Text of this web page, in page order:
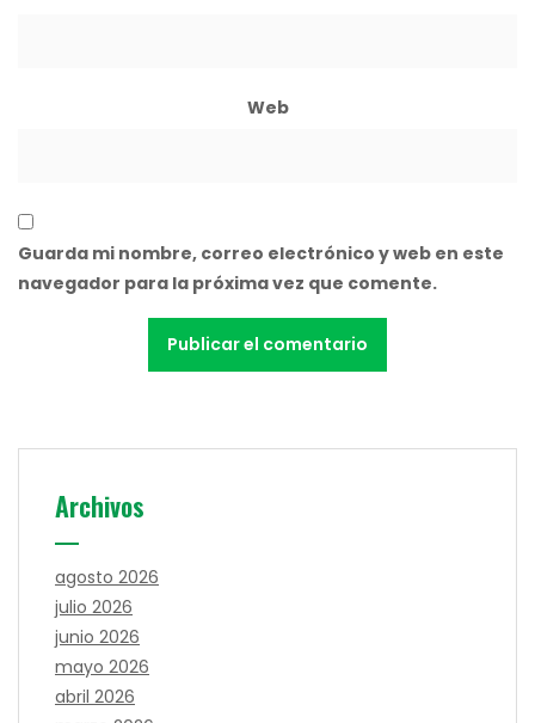
Web
Guarda mi nombre, correo electrónico y web en este
navegador para la próxima vez que comente.
Archivos
agosto 2026
julio 2026
junio 2026
mayo 2026
abril 2026